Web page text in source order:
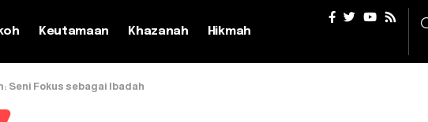
Keutamaan Khazanah Hikmah
Seni Fokus sebagai Ibadah